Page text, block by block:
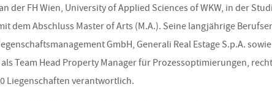
der FH Wien, University of Applied Sciences of WKW, in der
dem Abschluss Master of Arts (M.A.). Seine langjährige
GmbH, Generali Real Estage S.p.A.
Team Head Property Manager für Prozessoptimierungen,
Liegenschaften verantwortlich.